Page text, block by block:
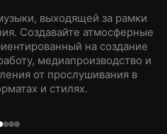
выходящей за рамки
Создавайте атмосферные
на создание
медиапроизводство и
от прослушивания в
и стилях.